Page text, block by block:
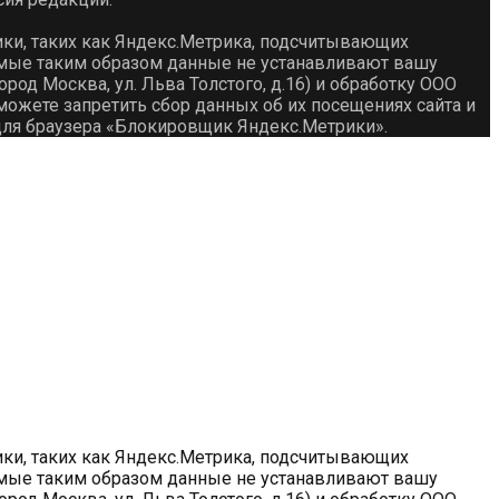
таких как Яндекс.Метрика, подсчитывающих
таким образом данные не устанавливают вашу
Москва, ул. Льва Толстого, д.16) и обработку ООО
запретить сбор данных об их посещениях сайта и
браузера «Блокировщик Яндекс.Метрики».
таких как Яндекс.Метрика, подсчитывающих
таким образом данные не устанавливают вашу